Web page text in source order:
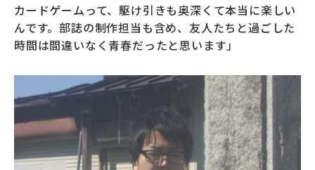
カードゲームって、駆け引きも奥深くて本当に楽しい
んです。部誌の制作担当も含め、友人たちと過ごした
時間は間違いなく青春だったと思います」